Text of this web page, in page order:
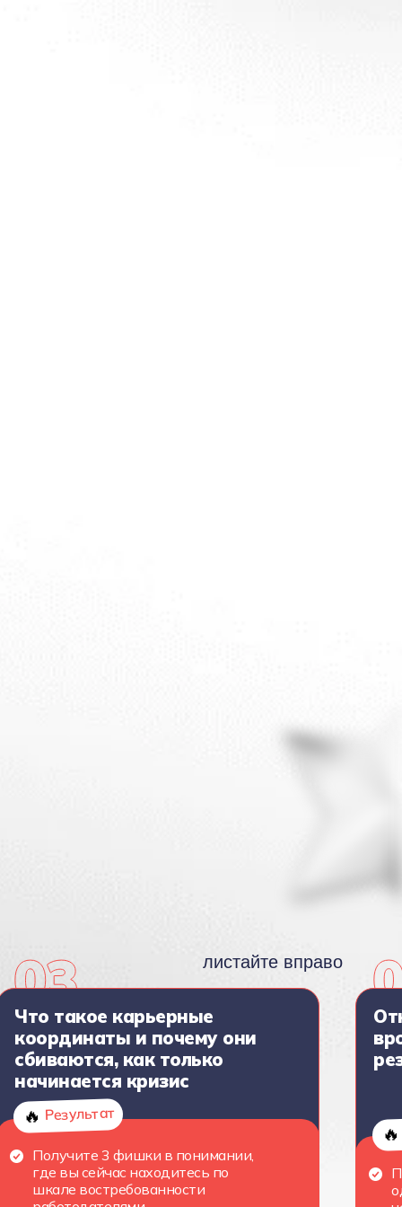
Что такое карьерные
координаты и почему они
сбиваются, как только
начинается кризис
Получите 3 фишки в понимании,
где вы сейчас находитесь по
шкале востребованности
Результат
🔥
🔥
листайте вправо